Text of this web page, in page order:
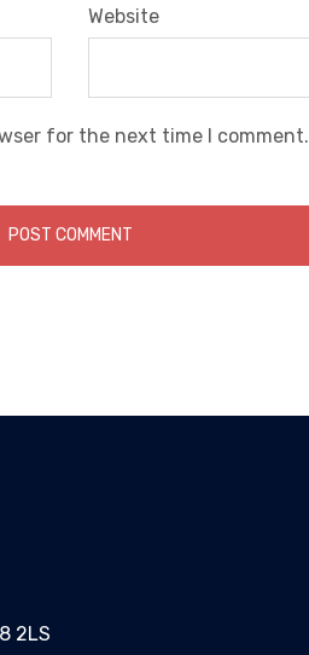
Website
for the next time I comment.
2LS